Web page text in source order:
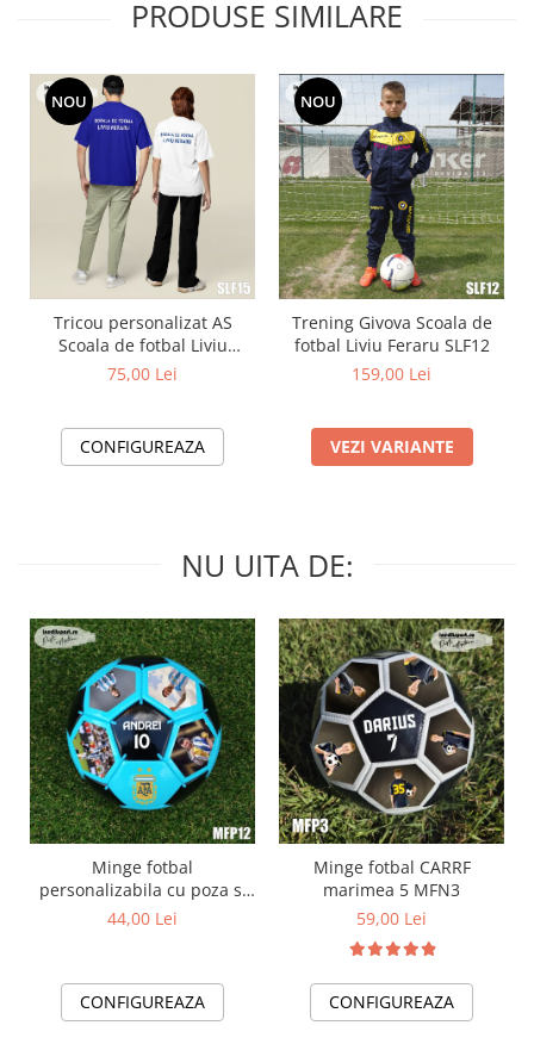
PRODUSE SIMILARE
NOU
Tricou personalizat AS
Scoala de fotbal Liviu
Feraru SLF15
75,00 Lei
CONFIGUREAZA
NOU
Trening Givova Scoala de
fotbal Liviu Feraru SLF12
159,00 Lei
VEZI VARIANTE
NU UITA DE:
Minge fotbal
personalizabila cu poza si
text MFN12
44,00 Lei
CONFIGUREAZA
Minge fotbal CARRF
marimea 5 MFN3
59,00 Lei
CONFIGUREAZA